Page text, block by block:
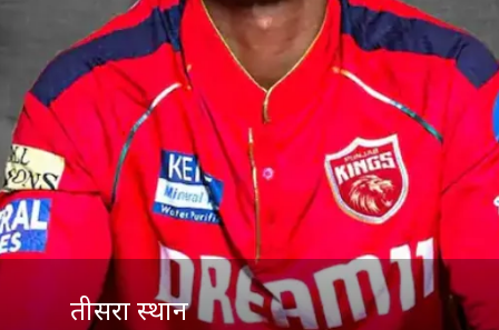
तीसरा स्‍थान